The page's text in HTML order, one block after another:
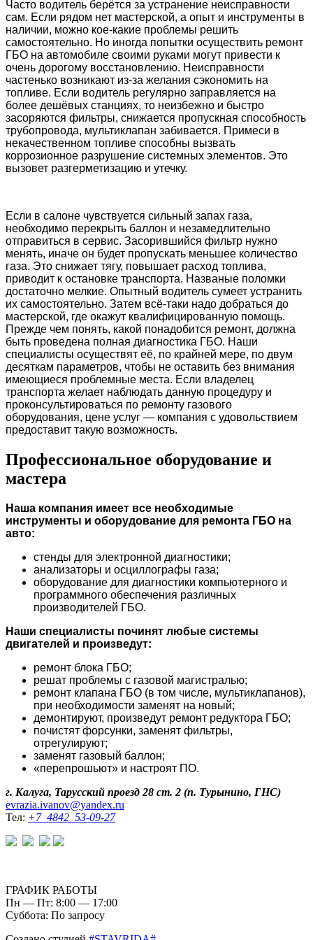
Часто водитель берётся за устранение неисправности
сам. Если рядом нет мастерской, а опыт и инструменты в
наличии, можно кое-какие проблемы решить
самостоятельно. Но иногда попытки осуществить ремонт
ГБО на автомобиле своими руками могут привести к
очень дорогому восстановлению. Неисправности
частенько возникают из-за желания сэкономить на
топливе. Если водитель регулярно заправляется на
более дешёвых станциях, то неизбежно и быстро
засоряются фильтры, снижается пропускная способность
трубопровода, мультиклапан забивается. Примеси в
некачественном топливе способны вызвать
коррозионное разрушение системных элементов. Это
вызовет разгерметизацию и утечку.
Если в салоне чувствуется сильный запах газа,
необходимо перекрыть баллон и незамедлительно
отправиться в сервис. Засорившийся фильтр нужно
менять, иначе он будет пропускать меньшее количество
газа. Это снижает тягу, повышает расход топлива,
приводит к остановке транспорта. Названые поломки
достаточно мелкие. Опытный водитель сумеет устранить
их самостоятельно. Затем всё-таки надо добраться до
мастерской, где окажут квалифицированную помощь.
Прежде чем понять, какой понадобится ремонт, должна
быть проведена полная диагностика ГБО. Наши
специалисты осуществят её, по крайней мере, по двум
десяткам параметров, чтобы не оставить без внимания
имеющиеся проблемные места. Если владелец
транспорта желает наблюдать данную процедуру и
проконсультироваться по ремонту газового
оборудования, цене услуг — компания с удовольствием
предоставит такую возможность.
Профессиональное оборудование и
мастера
Наша компания имеет все необходимые
инструменты и оборудование для ремонта ГБО на
авто:
стенды для электронной диагностики;
анализаторы и осциллографы газа;
оборудование для диагностики компьютерного и
программного обеспечения различных
производителей ГБО.
Наши специалисты починят любые системы
двигателей и произведут:
ремонт блока ГБО;
решат проблемы с газовой магистралью;
ремонт клапана ГБО (в том числе, мультиклапанов),
при необходимости заменят на новый;
демонтируют, произведут ремонт редуктора ГБО;
почистят форсунки, заменят фильтры,
отрегулируют;
заменят газовый баллон;
«перепрошьют» и настроят ПО.
г. Калуга, Тарусский проезд 28 ст. 2 (п. Турынино, ГНС)
evrazia.ivanov@yandex.ru
Тел: +7 4842 53-09-27
ГРАФИК РАБОТЫ
Пн — Пт: 8:00 — 17:00
Суббота: По запросу